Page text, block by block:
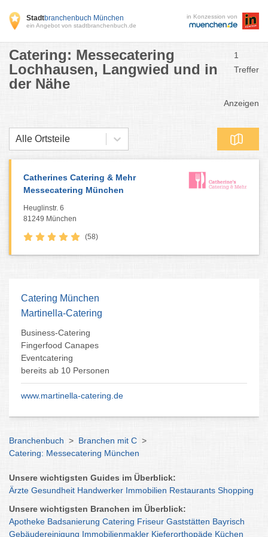
Stadtbranchenbuch München
ein Angebot von stadtbranchenbuch.de
in Konzession von
Catering: Messecatering
Lochhausen, Langwied und in
der Nähe
1
Treffer
Anzeigen
Alle Ortsteile
Catherines Catering & Mehr
Messecatering München
Heuglinstr. 6
81249 München
(58)
Catering München
Martinella-Catering
Business-Catering
Fingerfood Canapes
Eventcatering
bereits ab 10 Personen
www.martinella-catering.de
Branchenbuch > Branchen mit C >
Catering: Messecatering München
Unsere wichtigsten Guides im Überblick:
Ärzte Gesundheit Handwerker Immobilien Restaurants Shopping
Unsere wichtigsten Branchen im Überblick:
Apotheke Badsanierung Catering Friseur Gaststätten Bayrisch
Gebäudereinigung Immobilienmakler Kieferorthopäde Küchen